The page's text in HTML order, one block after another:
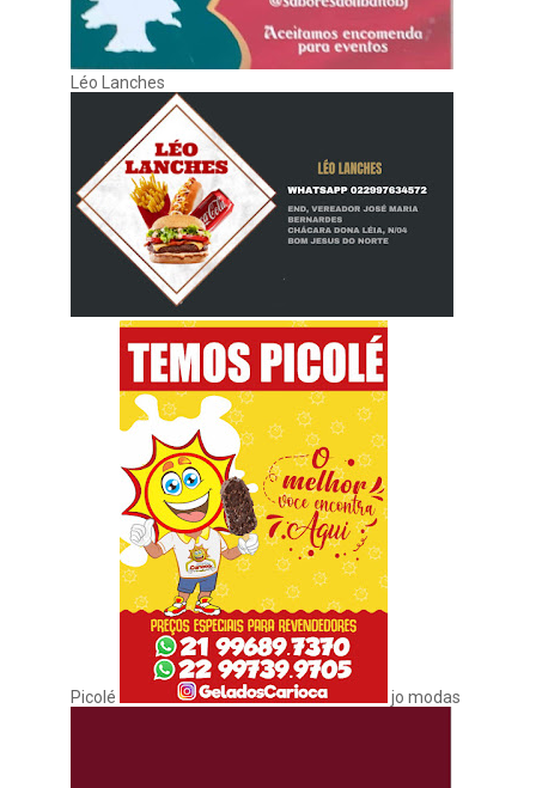
Léo Lanches
Picolé jo modas